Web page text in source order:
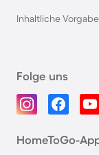
Inhaltliche
Folge uns
HomeToGo-